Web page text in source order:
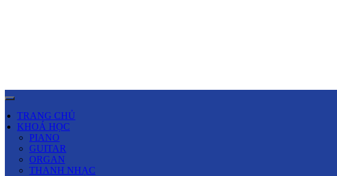
TRANG CHỦ
KHOÁ HỌC
PIANO
GUITAR
ORGAN
THANH NHẠC